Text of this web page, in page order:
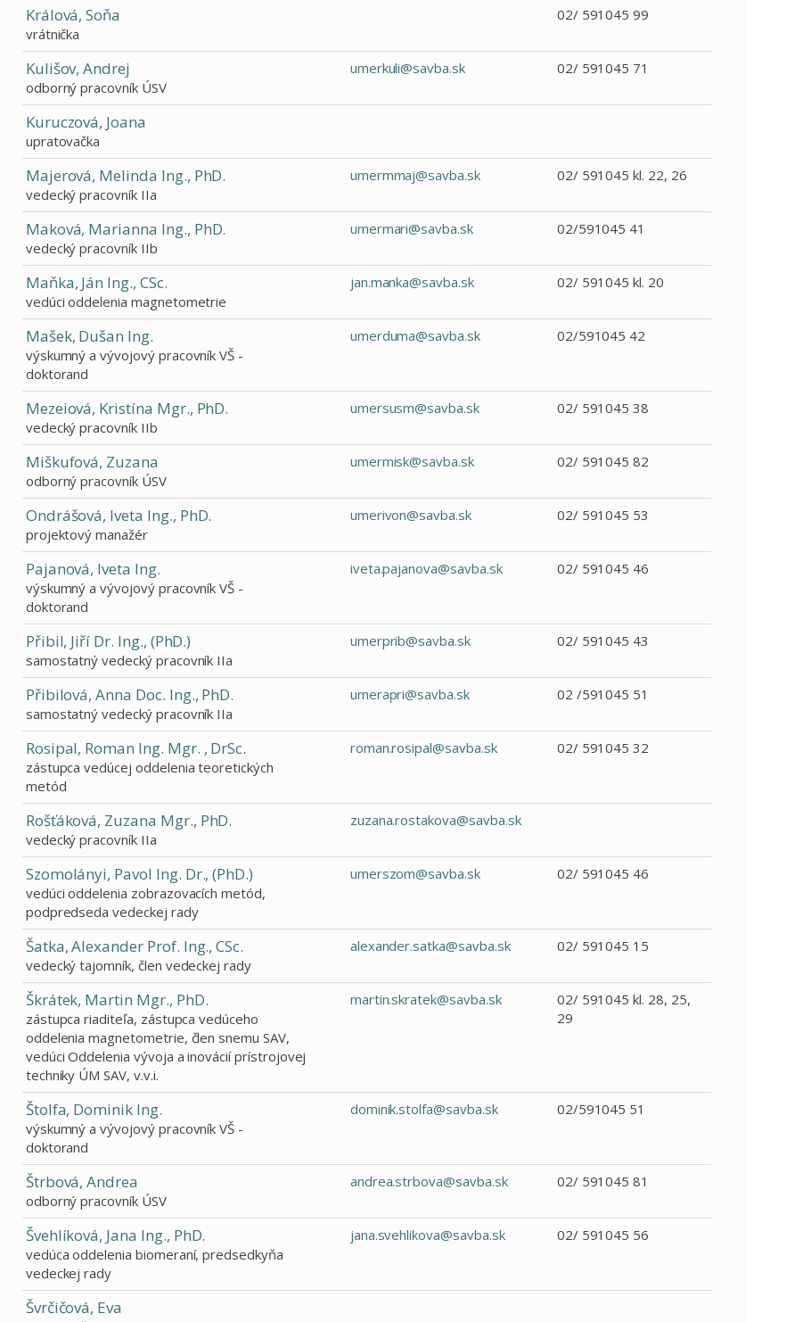
Králová, Soňa
vrátnička
02/ 591045 99
Kulišov, Andrej
odborný pracovník ÚSV
umerkuli@savba.sk 02/ 591045 71
Kuruczová, Joana
upratovačka
Majerová, Melinda Ing., PhD.
vedecký pracovník IIa
umermmaj@savba.sk 02/ 591045 kl. 22, 26
Maková, Marianna Ing., PhD.
vedecký pracovník IIb
umermari@savba.sk 02/591045 41
Maňka, Ján Ing., CSc.
vedúci oddelenia magnetometrie
jan.manka@savba.sk 02/ 591045 kl. 20
Mašek, Dušan Ing.
výskumný a vývojový pracovník VŠ -
doktorand
umerduma@savba.sk 02/591045 42
Mezeiová, Kristína Mgr., PhD.
vedecký pracovník IIb
umersusm@savba.sk 02/ 591045 38
Miškufová, Zuzana
odborný pracovník ÚSV
umermisk@savba.sk 02/ 591045 82
Ondrášová, Iveta Ing., PhD.
projektový manažér
umerivon@savba.sk 02/ 591045 53
Pajanová, Iveta Ing.
výskumný a vývojový pracovník VŠ -
doktorand
iveta.pajanova@savba.sk 02/ 591045 46
Přibil, Jiří Dr. Ing., (PhD.)
samostatný vedecký pracovník IIa
umerprib@savba.sk 02/ 591045 43
Přibilová, Anna Doc. Ing., PhD.
samostatný vedecký pracovník IIa
umerapri@savba.sk 02 /591045 51
Rosipal, Roman Ing. Mgr. , DrSc.
zástupca vedúcej oddelenia teoretických
metód
roman.rosipal@savba.sk 02/ 591045 32
Rošťáková, Zuzana Mgr., PhD.
vedecký pracovník IIa
zuzana.rostakova@savba.sk
Szomolányi, Pavol Ing. Dr., (PhD.)
vedúci oddelenia zobrazovacích metód,
podpredseda vedeckej rady
umerszom@savba.sk 02/ 591045 46
Šatka, Alexander Prof. Ing., CSc.
vedecký tajomník, člen vedeckej rady
alexander.satka@savba.sk 02/ 591045 15
Škrátek, Martin Mgr., PhD.
zástupca riaditeľa, zástupca vedúceho
oddelenia magnetometrie, člen snemu SAV,
vedúci Oddelenia vývoja a inovácií prístrojovej
techniky ÚM SAV, v.v.i.
martin.skratek@savba.sk
02/ 591045 kl. 28, 25,
29
Štolfa, Dominik Ing.
výskumný a vývojový pracovník VŠ -
doktorand
dominik.stolfa@savba.sk 02/591045 51
Štrbová, Andrea
odborný pracovník ÚSV
andrea.strbova@savba.sk 02/ 591045 81
Švehlíková, Jana Ing., PhD.
vedúca oddelenia biomeraní, predsedkyňa
vedeckej rady
jana.svehlikova@savba.sk 02/ 591045 56
Švrčičová, Eva